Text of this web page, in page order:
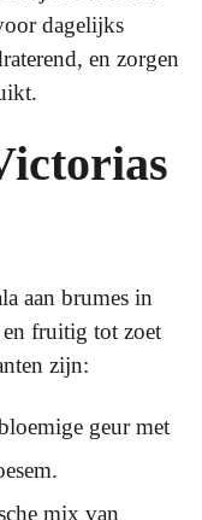
dagelijks
en zorgen
aan brumes in
fruitig tot zoet
zijn:
geur met
mix van